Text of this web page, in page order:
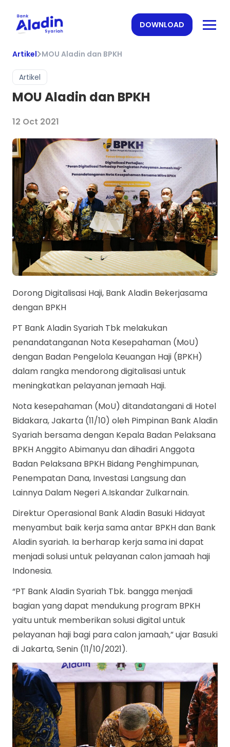
DOWNLOAD
Artikel MOU Aladin dan BPKH
Artikel
MOU Aladin dan BPKH
12 Oct 2021
Dorong Digitalisasi Haji, Bank Aladin Bekerjasama
dengan BPKH
PT Bank Aladin Syariah Tbk melakukan
penandatanganan Nota Kesepahaman (MoU)
dengan Badan Pengelola Keuangan Haji (BPKH)
dalam rangka mendorong digitalisasi untuk
meningkatkan pelayanan jemaah Haji.
Nota kesepahaman (MoU) ditandatangani di Hotel
Bidakara, Jakarta (11/10) oleh Pimpinan Bank Aladin
Syariah bersama dengan Kepala Badan Pelaksana
BPKH Anggito Abimanyu dan dihadiri Anggota
Badan Pelaksana BPKH Bidang Penghimpunan,
Penempatan Dana, Investasi Langsung dan
Lainnya Dalam Negeri A.Iskandar Zulkarnain.
Direktur Operasional Bank Aladin Basuki Hidayat
menyambut baik kerja sama antar BPKH dan Bank
Aladin syariah. Ia berharap kerja sama ini dapat
menjadi solusi untuk pelayanan calon jamaah haji
Indonesia.
“PT Bank Aladin Syariah Tbk. bangga menjadi
bagian yang dapat mendukung program BPKH
yaitu untuk memberikan solusi digital untuk
pelayanan haji bagi para calon jamaah,” ujar Basuki
di Jakarta, Senin (11/10/2021).